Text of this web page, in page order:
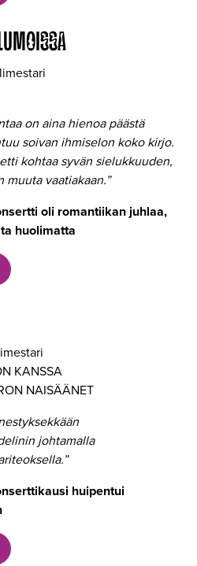
on aina hienoa päästä
soivan ihmiselon koko kirjo.
kohtaa syvän sielukkuuden,
vaatiakaan.”
oli romantiikan juhlaa,
huolimatta
KANSSA
NAISÄÄNET
johtamalla
huipentui